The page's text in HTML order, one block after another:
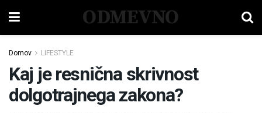
ODMEVNO
Domov LIFESTYLE
Kaj je resnična skrivnost
dolgotrajnega zakona?